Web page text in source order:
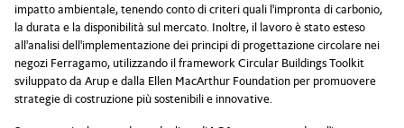
impatto ambientale, tenendo conto di criteri quali l'impronta di carbonio,
la durata e la disponibilità sul mercato. Inoltre, il lavoro è stato esteso
all'analisi dell'implementazione dei principi di progettazione circolare nei
negozi Ferragamo, utilizzando il framework Circular Buildings Toolkit
sviluppato da Arup e dalla Ellen MacArthur Foundation per promuovere
strategie di costruzione più sostenibili e innovative.